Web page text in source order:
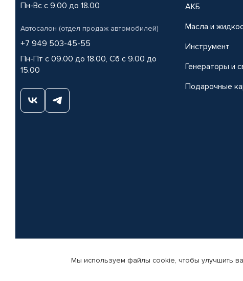
Пн-Вс с 9.00 до 18.00
Автосалон (отдел продаж автомобилей)
+7 949 503-45-55
Пн-Пт с 09.00 до 18.00, Сб с 9.00 до
15.00
АКБ
Масла и
Инструмент
Генераторы и
Подарочные
© КАМАЗ ЦЕНТР ДОНЕЦК, 2015-2026. Все права защищены. Интернет-
Мы используем файлы cookie, чтобы улучшить